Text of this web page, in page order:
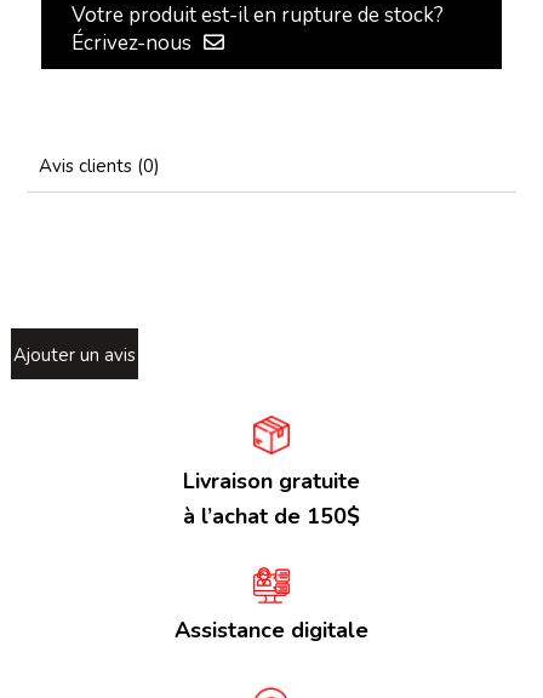
Votre produit est-il en rupture de stock?
Écrivez-nous
Avis clients (0)
Ajouter un avis
Livraison gratuite
à l’achat de 150$
Assistance digitale